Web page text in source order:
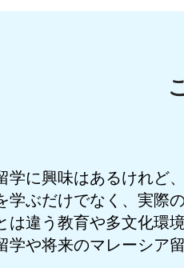
学に興味はあるけれど
学ぶだけでなく、実際
は違う教育や多文化環
学や将来のマレーシア